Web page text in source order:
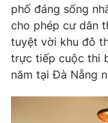
phố đáng sống
cho phép cư dân
tuyệt vời khu đô
trực tiếp cuộc thi
năm tại Đà Nẵng